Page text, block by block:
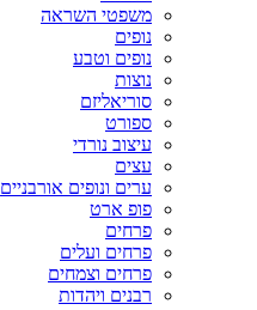
משפטי השראה
נופים
נופים וטבע
נוצות
סוריאליזם
ספורט
עיצוב נורדי
עצים
ערים ונופים אורבניים
פופ ארט
פרחים
פרחים ועלים
פרחים וצמחים
רבנים ויהדות